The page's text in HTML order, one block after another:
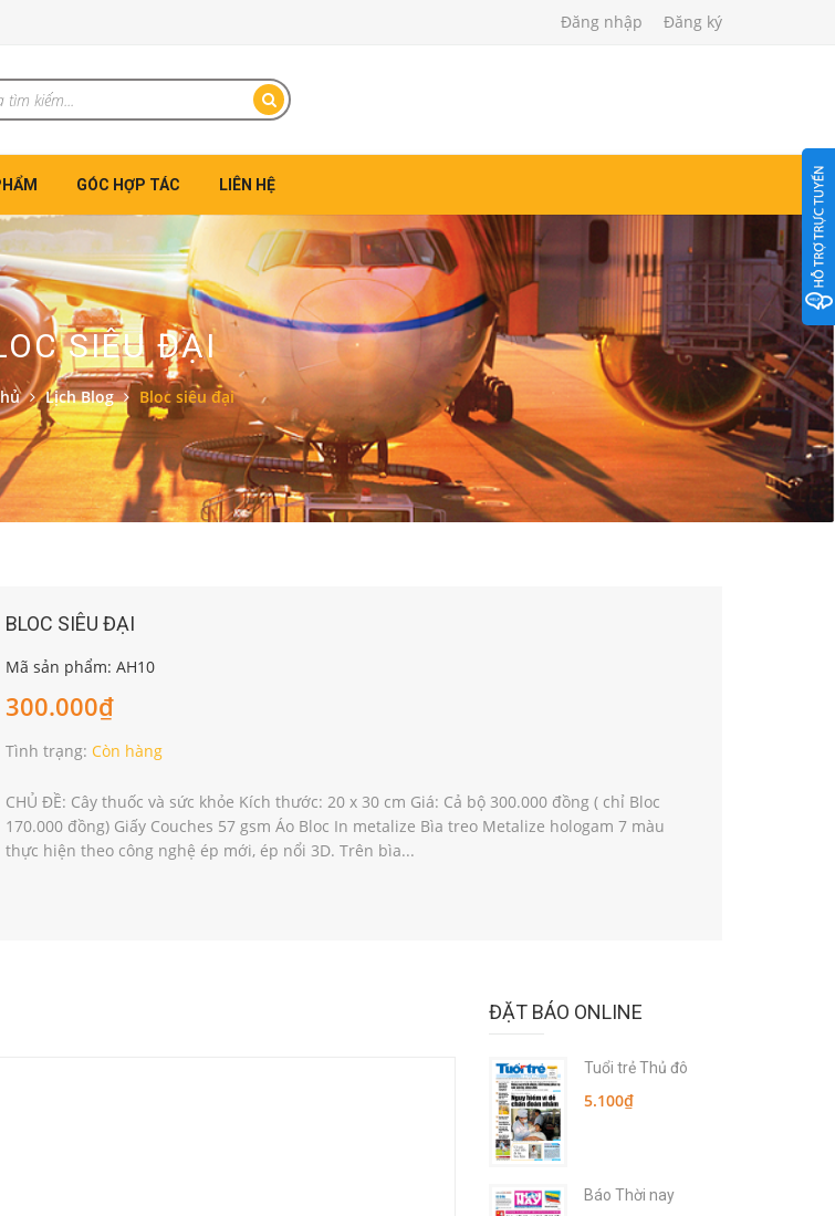
Đăng nhập Đăng ký
GÓC HỢP TÁC LIÊN HỆ
SIÊU ĐẠI
Lịch Blog Bloc siêu đại
BLOC SIÊU ĐẠI
Mã sản phẩm: AH10
300.000₫
Tình trạng: Còn hàng
CHỦ ĐỀ: Cây thuốc và sức khỏe Kích thước: 20 x 30 cm Giá: Cả bộ 300.000 đồng ( chỉ Bloc
170.000 đồng) Giấy Couches 57 gsm Áo Bloc In metalize Bìa treo Metalize hologam 7 màu
thực hiện theo công nghệ ép mới, ép nổi 3D. Trên bìa...
ĐẶT BÁO ONLINE
Tuổi trẻ Thủ đô
5.100₫
Báo Thời nay